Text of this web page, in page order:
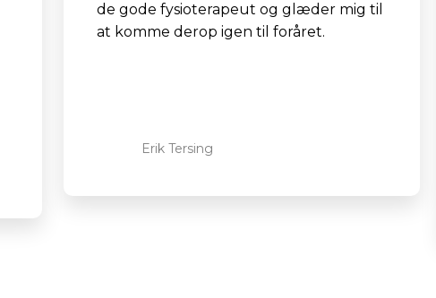
de gode fysioterapeut og glæder mig til
at komme derop igen til foråret.
Erik Tersing